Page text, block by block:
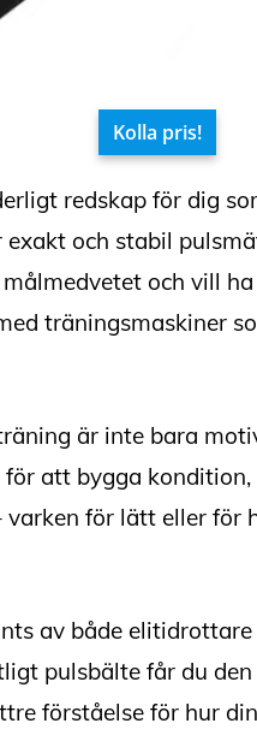
Kolla pris!
redskap för dig
och stabil
och vill
träningsmaskiner
är inte bara
att bygga
för lätt eller för
av både
pulsbälte får du
förståelse för hur